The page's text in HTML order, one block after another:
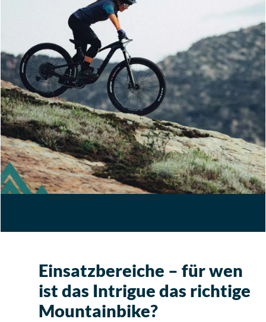
Einsatzbereiche – für wen
ist das Intrigue das richtige
Mountainbike?